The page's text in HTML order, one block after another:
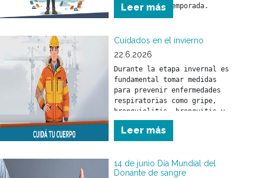
Leer más
Cuidados en el invierno
22.6.2026
Durante la etapa invernal es
fundamental tomar medidas
para prevenir enfermedades
respiratorias como gripe,
bronquiolitis, bronquitis y
neumonía. Estas pueden
afectar a toda la población
pero, fundamentalmente, a los
Leer más
14 de junio Día Mundial del
Donante de sangre